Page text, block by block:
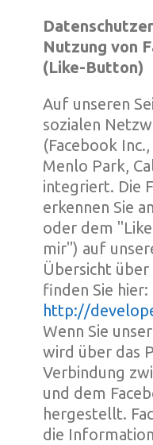
Nutzung von
(Like-Button)
Auf unseren
sozialen
(Facebook
Menlo Park,
integriert. Die
erkennen Sie
oder dem
mir") auf
Übersicht über
finden Sie hier:
http://
Wenn Sie
wird über das
Verbindung
und dem
hergestellt.
die